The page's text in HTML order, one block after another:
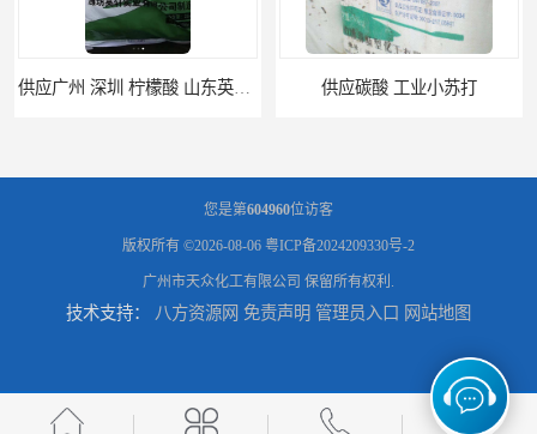
供应碳酸 工业小苏打
供应 广东广西 工业白糖 污水处理 优势供应广州 佛山 揭阳 消泡剂
您是第604960位访客
版权所有 ©2026-08-06 粤ICP备2024209330号-2
广州市天众化工有限公司 保留所有权利.
技术支持： 八方资源网 免责声明 管理员入口 网站地图